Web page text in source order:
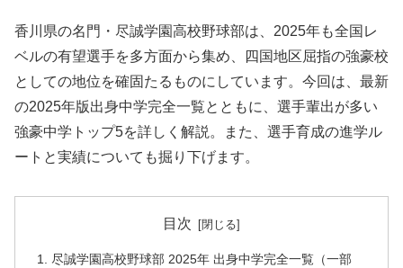
香川県の名門・尽誠学園高校野球部は、2025年も全国レ
ベルの有望選手を多方面から集め、四国地区屈指の強豪校
としての地位を確固たるものにしています。今回は、最新
の2025年版出身中学完全一覧とともに、選手輩出が多い
強豪中学トップ5を詳しく解説。また、選手育成の進学ル
ートと実績についても掘り下げます。
目次
尽誠学園高校野球部 2025年 出身中学完全一覧（一部